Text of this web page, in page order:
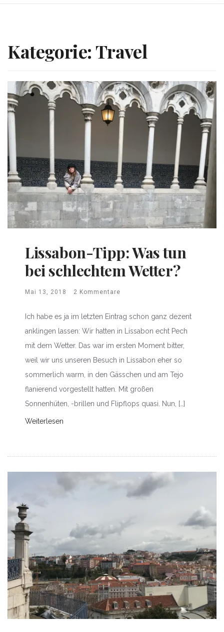
Kategorie: Travel
Lissabon-Tipp: Was tun
bei schlechtem Wetter?
Mai 13, 2018 2 Kommentare
Ich habe es ja im letzten Eintrag schon ganz dezent
anklingen lassen: Wir hatten in Lissabon echt Pech
mit dem Wetter. Das war im ersten Moment bitter,
weil wir uns unseren Besuch in Lissabon eher so
sommerlich warm, in den Gässchen und am Tejo
flanierend vorgestellt hatten. Mit großen
Sonnenhüten, -brillen und Flipflops quasi. Nun, […]
Weiterlesen